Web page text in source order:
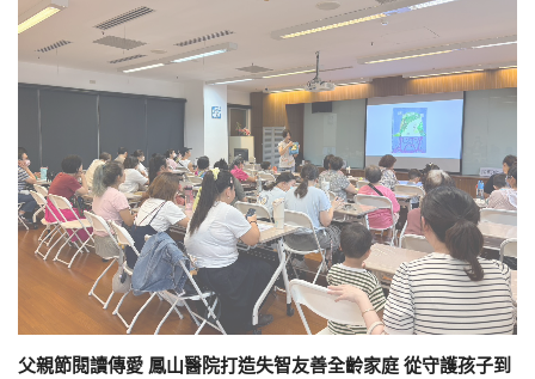
父親節閱讀傳愛 鳳山醫院打造失智友善全齡家庭 從守護孩子到